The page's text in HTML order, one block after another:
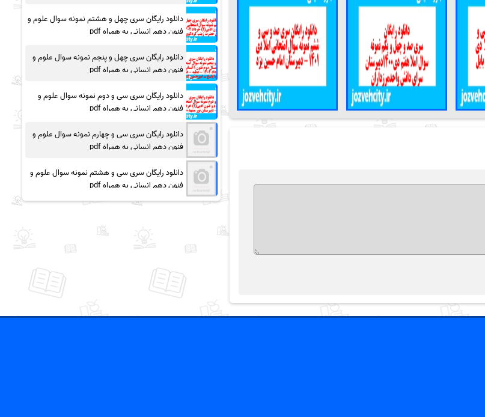
دانلود رایگان سری چهل و هشتم نمونه سوال علوم و
فنون دهم انسانی به همراه pdf
دانلود رایگان سری چهل و پنجم نمونه سوال علوم و
فنون دهم انسانی به همراه pdf
دانلود رایگان سری سی و دوم نمونه سوال علوم و
فنون دهم انسانی به همراه pdf
دانلود رایگان سری سی و چهارم نمونه سوال علوم و
فنون دهم انسانی به همراه pdf
دانلود رایگان سری سی و هشتم نمونه سوال علوم و
فنون دهم انسانی به همراه pdf